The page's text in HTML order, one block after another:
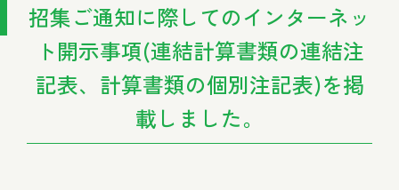
招集ご通知に際してのインターネッ
ト開示事項(連結計算書類の連結注
記表、計算書類の個別注記表)を掲
載しました。